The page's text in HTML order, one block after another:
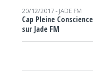
20/12/2017 - JADE FM
Cap Pleine Conscience
sur Jade FM